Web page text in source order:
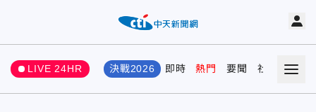
LIVE 24HR 決戰2026 即時 熱門 要聞 社會 娛樂